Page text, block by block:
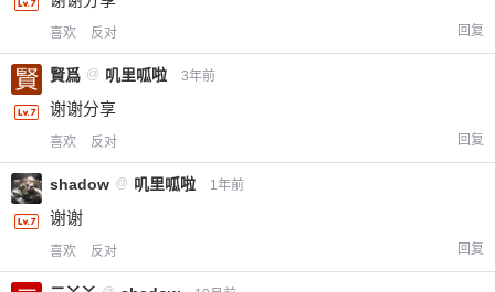
喜欢 反对 回复
賢爲 @ 叽里呱啦 3年前
谢谢分享
喜欢 反对 回复
shadow @ 叽里呱啦 1年前
谢谢
喜欢 反对 回复